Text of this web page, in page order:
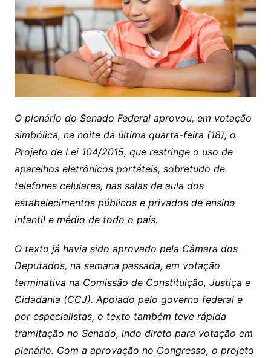
O plenário do Senado Federal aprovou, em votação
simbólica, na noite da última quarta-feira (18), o
Projeto de Lei 104/2015, que restringe o uso de
aparelhos eletrônicos portáteis, sobretudo de
telefones celulares, nas salas de aula dos
estabelecimentos públicos e privados de ensino
infantil e médio de todo o país.
O texto já havia sido aprovado pela Câmara dos
Deputados, na semana passada, em votação
terminativa na Comissão de Constituição, Justiça e
Cidadania (CCJ). Apoiado pelo governo federal e
por especialistas, o texto também teve rápida
tramitação no Senado, indo direto para votação em
plenário. Com a aprovação no Congresso, o projeto